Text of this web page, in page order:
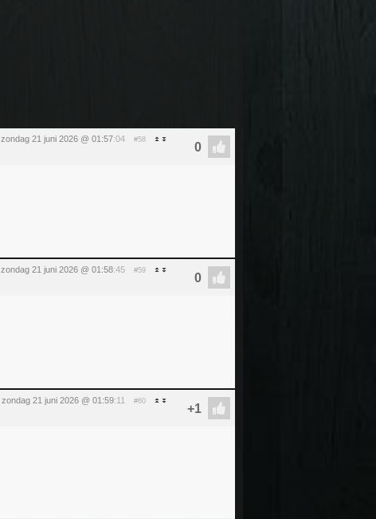
zondag 21 juni 2026 @ 01:57:04 #58
zondag 21 juni 2026 @ 01:58:45 #59
zondag 21 juni 2026 @ 01:59:11 #60